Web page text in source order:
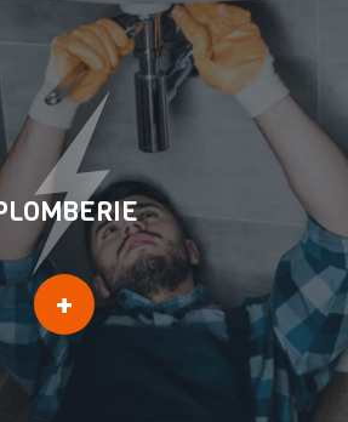
chauffe eau
canalisation &
robinetterie
+